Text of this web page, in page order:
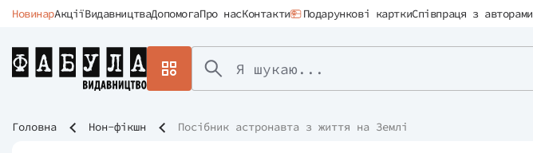
НовинарАкціїВидавництваДопомогаПро насКонтакти Подарункові карткиСпівпраця з авторами
Головна Нон-фікшн Посібник астронавта з життя на Землі